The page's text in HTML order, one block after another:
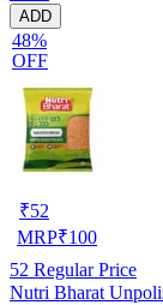
ADD
48%
OFF
₹52
MRP₹100
52 Regular Price
Nutri Bharat